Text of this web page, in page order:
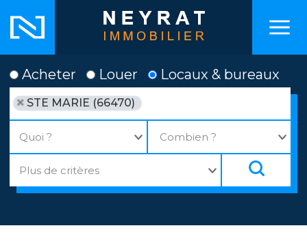
Acheter Louer Locaux & bureaux
STE MARIE (66470)